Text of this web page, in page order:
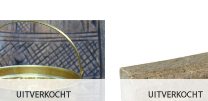
Add to
wishlist
UITVERKOCHT UITVERKOCHT